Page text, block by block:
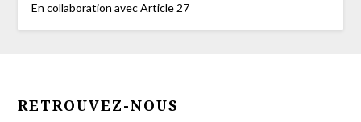
En collaboration avec Article 27
RETROUVEZ-NOUS